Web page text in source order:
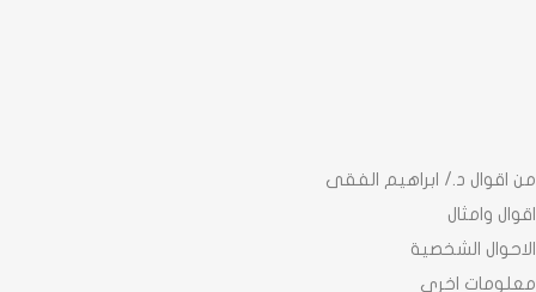
من اقوال د./ ابراهيم الفقى
اقوال وامثال
الاحوال الشخصية
معلومات اخرى